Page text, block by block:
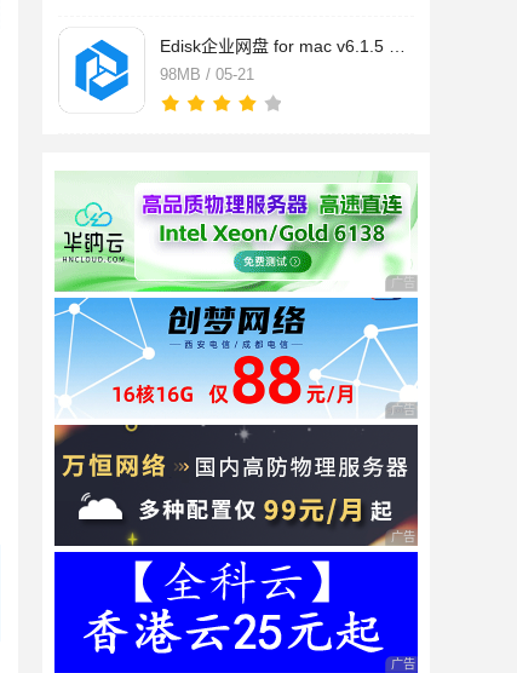
98MB / 05-21
广告 商业广告，理性
广告 商业广告，理性
广告 商业广告，理性
广告 商业广告，理性